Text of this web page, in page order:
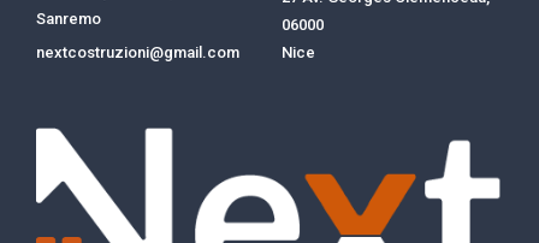
Sanremo
nextcostruzioni@gmail.com​
06000
Nice